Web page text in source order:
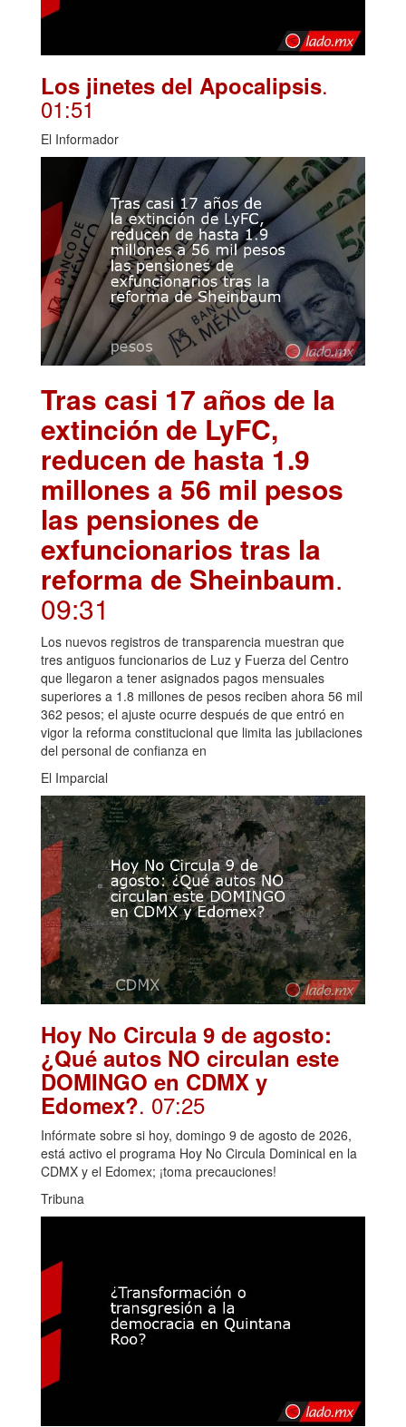
Los jinetes del Apocalipsis.
01:51
El Informador
Tras casi 17 años de la
extinción de LyFC,
reducen de hasta 1.9
millones a 56 mil pesos
las pensiones de
exfuncionarios tras la
reforma de Sheinbaum.
09:31
Los nuevos registros de transparencia muestran que
tres antiguos funcionarios de Luz y Fuerza del Centro
que llegaron a tener asignados pagos mensuales
superiores a 1.8 millones de pesos reciben ahora 56 mil
362 pesos; el ajuste ocurre después de que entró en
vigor la reforma constitucional que limita las jubilaciones
del personal de confianza en
El Imparcial
Hoy No Circula 9 de agosto:
¿Qué autos NO circulan este
DOMINGO en CDMX y
Edomex?. 07:25
Infórmate sobre si hoy, domingo 9 de agosto de 2026,
está activo el programa Hoy No Circula Dominical en la
CDMX y el Edomex; ¡toma precauciones!
Tribuna